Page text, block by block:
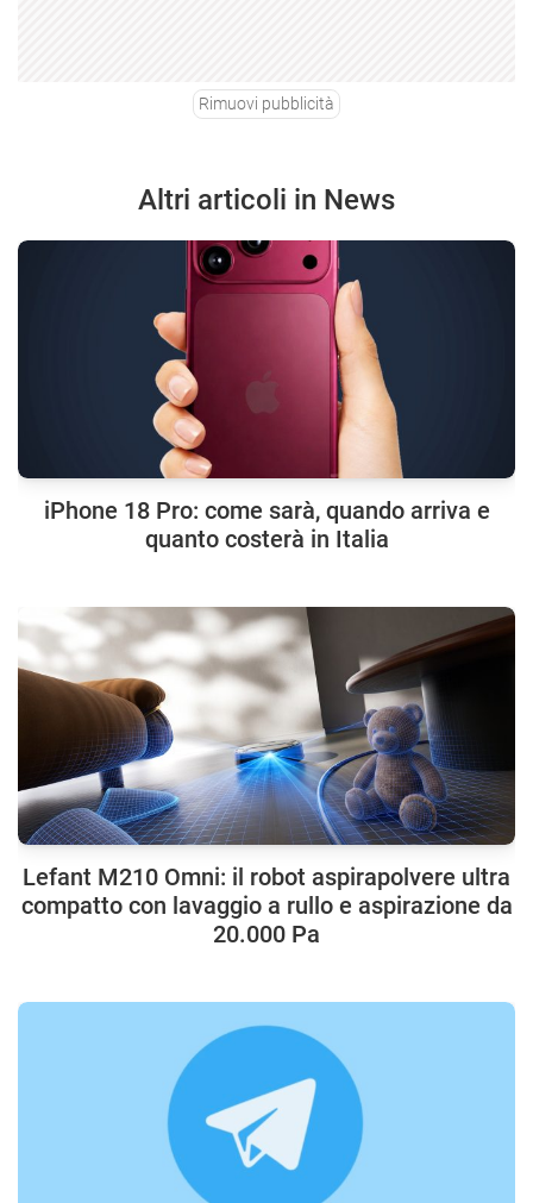
Rimuovi pubblicità
Altri articoli in News
iPhone 18 Pro: come sarà, quando arriva e
quanto costerà in Italia
Lefant M210 Omni: il robot aspirapolvere ultra
compatto con lavaggio a rullo e aspirazione da
20.000 Pa